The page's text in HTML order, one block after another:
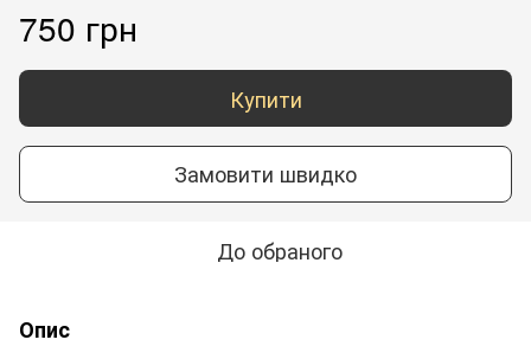
750 грн
Купити
Замовити швидко
До обраного
Опис